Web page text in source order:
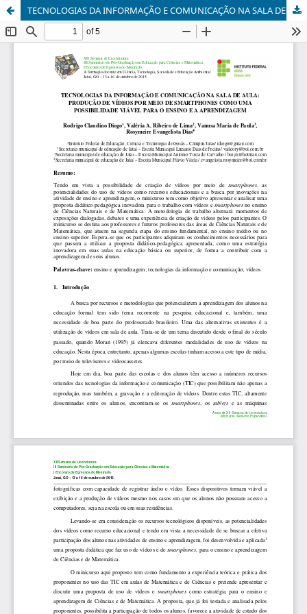
TECNOLOGIAS DA INFORMAÇÃO E COMUNICAÇÃO NA SALA DE AULA: PRODUÇÃO DE VÍDEOS POR MEIO DE SMARTPHONES COMO UMA POSSIBILIDADE VIÁVEL PARA O ENSINO E A APRENDIZAGEM